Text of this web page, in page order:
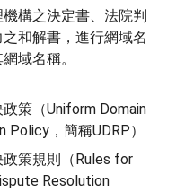
構之決定書、法院判
和解書，進行網域名
域名稱。
策（Uniform Domain
Policy，簡稱UDRP）
策規則（Rules for
Resolution